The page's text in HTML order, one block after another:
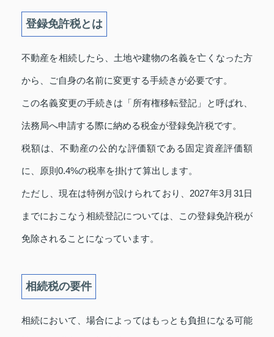
登録免許税とは
不動産を相続したら、土地や建物の名義を亡くなった方
から、ご自身の名前に変更する手続きが必要です。
この名義変更の手続きは「所有権移転登記」と呼ばれ、
法務局へ申請する際に納める税金が登録免許税です。
税額は、不動産の公的な評価額である固定資産評価額
に、原則0.4%の税率を掛けて算出します。
ただし、現在は特例が設けられており、2027年3月31日
までにおこなう相続登記については、この登録免許税が
免除されることになっています。
相続税の要件
相続において、場合によってはもっとも負担になる可能